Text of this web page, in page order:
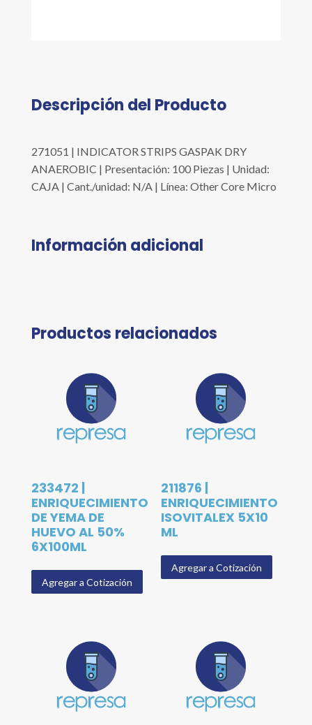
Descripción del Producto
271051 | INDICATOR STRIPS GASPAK DRY
ANAEROBIC | Presentación: 100 Piezas | Unidad:
CAJA | Cant./unidad: N/A | Línea: Other Core Micro
Información adicional
Productos relacionados
233472 |
ENRIQUECIMIENTO
DE YEMA DE
HUEVO AL 50%
6X100ML
Agregar a Cotización
211876 |
ENRIQUECIMIENTO
ISOVITALEX 5X10
ML
Agregar a Cotización